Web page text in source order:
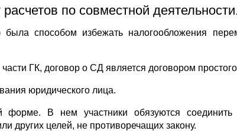
по совместной
была способом избежать налогообложения
ГК, договор о СД является договором
юридического лица.
форме. В нем участники обязуются
других целей, не противоречащих закону.